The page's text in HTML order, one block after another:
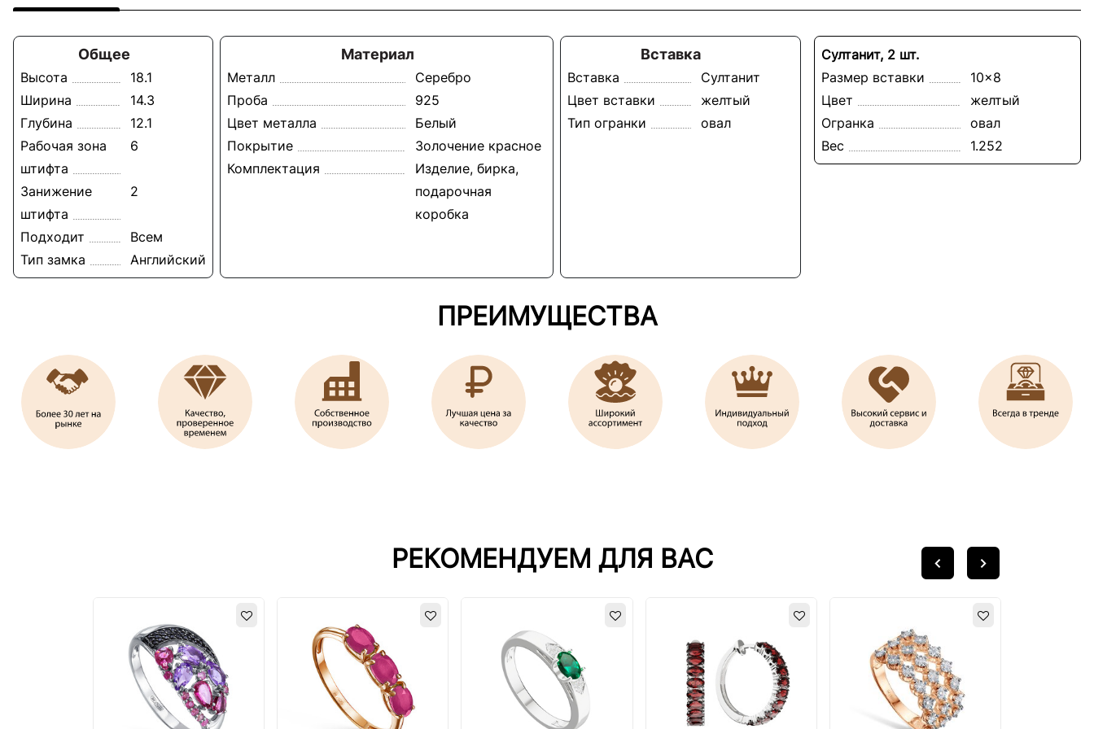
Общее
Высота
18.1
Ширина
14.3
Глубина
12.1
Рабочая зона
штифта
6
Занижение
штифта
2
Подходит
Всем
Тип замка
Английский
Материал
Металл
Серебро
Проба
925
Цвет металла
Белый
Покрытие
Золочение красное
Комплектация
Изделие, бирка,
подарочная
коробка
Вставка
Вставка
Султанит
Цвет вставки
желтый
Тип огранки
овал
Султанит, 2 шт.
Размер вставки
10x8
Цвет
желтый
Огранка
овал
Вес
1.252
ПРЕИМУЩЕСТВА
РЕКОМЕНДУЕМ ДЛЯ ВАС